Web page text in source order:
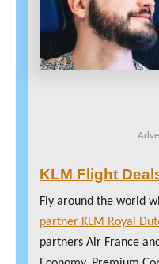
KLM Flight
Fly around the world
partner KLM Royal
partners Air France